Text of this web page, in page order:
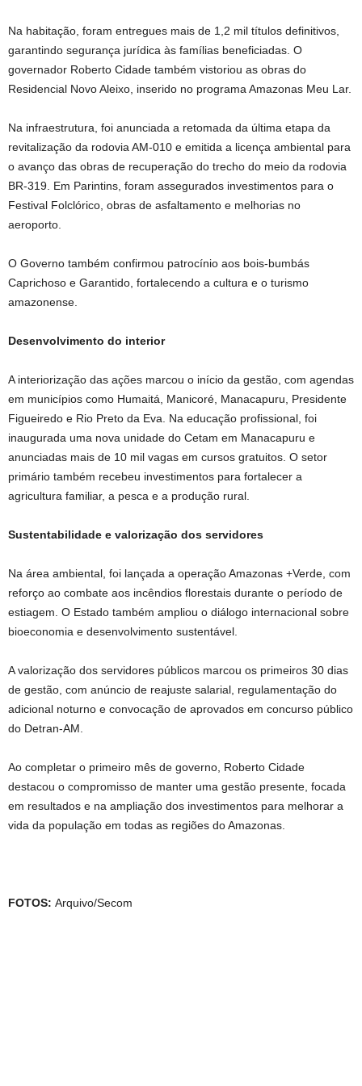
Na habitação, foram entregues mais de 1,2 mil títulos definitivos,
garantindo segurança jurídica às famílias beneficiadas. O
governador Roberto Cidade também vistoriou as obras do
Residencial Novo Aleixo, inserido no programa Amazonas Meu Lar.
Na infraestrutura, foi anunciada a retomada da última etapa da
revitalização da rodovia AM-010 e emitida a licença ambiental para
o avanço das obras de recuperação do trecho do meio da rodovia
BR-319. Em Parintins, foram assegurados investimentos para o
Festival Folclórico, obras de asfaltamento e melhorias no
aeroporto.
O Governo também confirmou patrocínio aos bois-bumbás
Caprichoso e Garantido, fortalecendo a cultura e o turismo
amazonense.
Desenvolvimento do interior
A interiorização das ações marcou o início da gestão, com agendas
em municípios como Humaitá, Manicoré, Manacapuru, Presidente
Figueiredo e Rio Preto da Eva. Na educação profissional, foi
inaugurada uma nova unidade do Cetam em Manacapuru e
anunciadas mais de 10 mil vagas em cursos gratuitos. O setor
primário também recebeu investimentos para fortalecer a
agricultura familiar, a pesca e a produção rural.
Sustentabilidade e valorização dos servidores
Na área ambiental, foi lançada a operação Amazonas +Verde, com
reforço ao combate aos incêndios florestais durante o período de
estiagem. O Estado também ampliou o diálogo internacional sobre
bioeconomia e desenvolvimento sustentável.
A valorização dos servidores públicos marcou os primeiros 30 dias
de gestão, com anúncio de reajuste salarial, regulamentação do
adicional noturno e convocação de aprovados em concurso público
do Detran-AM.
Ao completar o primeiro mês de governo, Roberto Cidade
destacou o compromisso de manter uma gestão presente, focada
em resultados e na ampliação dos investimentos para melhorar a
vida da população em todas as regiões do Amazonas.
FOTOS: Arquivo/Secom